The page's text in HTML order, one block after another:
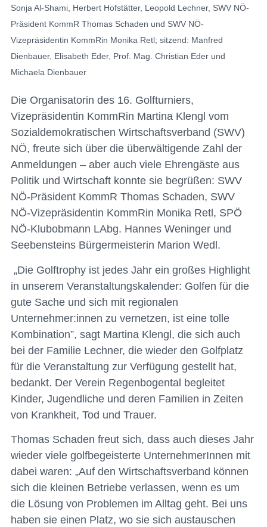
Sonja Al-Shami, Herbert Hofstätter, Leopold Lechner, SWV NÖ-
Präsident KommR Thomas Schaden und SWV NÖ-
Vizepräsidentin KommRin Monika Retl; sitzend: Manfred
Dienbauer, Elisabeth Eder, Prof. Mag. Christian Eder und
Michaela Dienbauer
Die Organisatorin des 16. Golfturniers,
Vizepräsidentin KommRin Martina Klengl vom
Sozialdemokratischen Wirtschaftsverband (SWV)
NÖ, freute sich über die überwältigende Zahl der
Anmeldungen – aber auch viele Ehrengäste aus
Politik und Wirtschaft konnte sie begrüßen: SWV
NÖ-Präsident KommR Thomas Schaden, SWV
NÖ-Vizepräsidentin KommRin Monika Retl, SPÖ
NÖ-Klubobmann LAbg. Hannes Weninger und
Seebensteins Bürgermeisterin Marion Wedl.
„Die Golftrophy ist jedes Jahr ein großes Highlight
in unserem Veranstaltungskalender: Golfen für die
gute Sache und sich mit regionalen
Unternehmer:innen zu vernetzen, ist eine tolle
Kombination”, sagt Martina Klengl, die sich auch
bei der Familie Lechner, die wieder den Golfplatz
für die Veranstaltung zur Verfügung gestellt hat,
bedankt. Der Verein Regenbogental begleitet
Kinder, Jugendliche und deren Familien in Zeiten
von Krankheit, Tod und Trauer.
Thomas Schaden freut sich, dass auch dieses Jahr
wieder viele golfbegeisterte UnternehmerInnen mit
dabei waren: „Auf den Wirtschaftsverband können
sich die kleinen Betriebe verlassen, wenn es um
die Lösung von Problemen im Alltag geht. Bei uns
haben sie einen Platz, wo sie sich austauschen